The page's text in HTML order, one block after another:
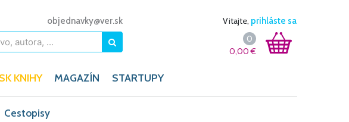
objednavky@ver.sk Vitajte, prihláste sa
0
0,00€
KNIHY MAGAZÍN STARTUPY
Cestopisy